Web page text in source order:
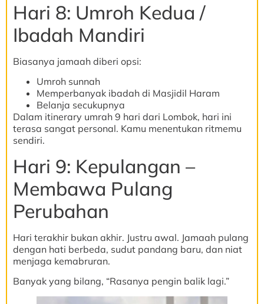
Hari 8: Umroh Kedua /
Ibadah Mandiri
Biasanya jamaah diberi opsi:
Umroh sunnah
Memperbanyak ibadah di Masjidil Haram
Belanja secukupnya
Dalam itinerary umrah 9 hari dari Lombok, hari ini
terasa sangat personal. Kamu menentukan ritmemu
sendiri.
Hari 9: Kepulangan –
Membawa Pulang
Perubahan
Hari terakhir bukan akhir. Justru awal. Jamaah pulang
dengan hati berbeda, sudut pandang baru, dan niat
menjaga kemabruran.
Banyak yang bilang, “Rasanya pengin balik lagi.”